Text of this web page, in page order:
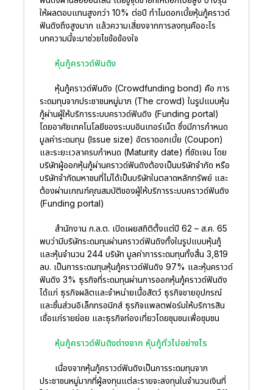
ให้ผลตอบแทนสูงกว่า 10% ต่อปี ทำไมดอกเบี้ยหุ้นกู้คราวด์
ฟันดิงถึงสูงมาก แล้วความเสี่ยงจากการลงทุนคืออะไร
บทความนี้จะมาช่วยไขข้อข้องใจ
หุ้นกู้คราวด์ฟันดิง
หุ้นกู้คราวด์ฟันดิง (Crowdfunding bond) คือ การ
ระดมทุนจากประชาชนหมู่มาก (The crowd) ในรูปแบบหุ้น
กู้ผ่านผู้ให้บริการระบบคราวด์ฟันดิง (Funding portal)
โดยอาศัยเทคโนโลยีของระบบอินเทอร์เน็ต ซึ่งมีการกำหนด
มูลค่าระดมทุน (Issue size) อัตราดอกเบี้ย (Coupon)
และระยะเวลาครบกำหนด (Maturity date) ที่ชัดเจน โดย
บริษัทผู้ออกหุ้นกู้ผ่านคราวด์ฟันดิงต้องเป็นบริษัทจำกัด หรือ
บริษัทจำกัดมหาชนที่ไม่ได้เป็นบริษัทในตลาดหลักทรัพย์ และ
ต้องผ่านเกณฑ์คุณสมบัติของผู้ให้บริการระบบคราวด์ฟันดิง
(Funding portal)
สำนักงาน ก.ล.ต. เปิดเผยสถิติตั้งแต่ปี 62 – ส.ค. 65
พบว่ามีบริษัทระดมทุนผ่านคราวด์ฟันดิงทั้งในรูปแบบหุ้นกู้
และหุ้นจำนวน 244 บริษัท มูลค่าการระดมทุนทั้งสิ้น 3,819
ลบ. เป็นการระดมทุนหุ้นกู้คราวด์ฟันดิง 97% และหุ้นคราวด์
ฟันดิง 3% ธุรกิจที่ระดมทุนผ่านการออกหุ้นกู้คราวด์ฟันดิง
ได้แก่ ธุรกิจผลิตและจำหน่ายเนื้อสัตว์ ธุรกิจขายอุปกรณ์
และชิ้นส่วนอิเล็กทรอนิกส์ ธุรกิจแพลตฟอร์มให้บริการสิน
เชื่อแก่รายย่อย และธุรกิจท่องเที่ยวโดยชุมชนเพื่อชุมชน
หุ้นกู้คราวด์ฟันดิงต่างจาก หุ้นกู้ทั่วไปอย่างไร
เนื่องจากหุ้นกู้คราวด์ฟันดิงเป็นการระดมทุนจาก
ประชาชนหมู่มากที่ผู้ลงทุนแต่ละรายจะลงทุนในจำนวนเงินที่